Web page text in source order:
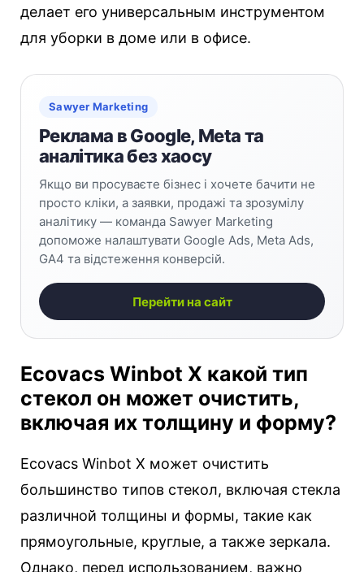
делает его универсальным инструментом
для уборки в доме или в офисе.
Sawyer Marketing
Реклама в Google, Meta та
аналітика без хаосу
Якщо ви просуваєте бізнес і хочете бачити не
просто кліки, а заявки, продажі та зрозумілу
аналітику — команда Sawyer Marketing
допоможе налаштувати Google Ads, Meta Ads,
GA4 та відстеження конверсій.
Перейти на сайт
Ecovacs Winbot X какой тип
стекол он может очистить,
включая их толщину и форму?
Ecovacs Winbot X может очистить
большинство типов стекол, включая стекла
различной толщины и формы, такие как
прямоугольные, круглые, а также зеркала.
Однако, перед использованием, важно